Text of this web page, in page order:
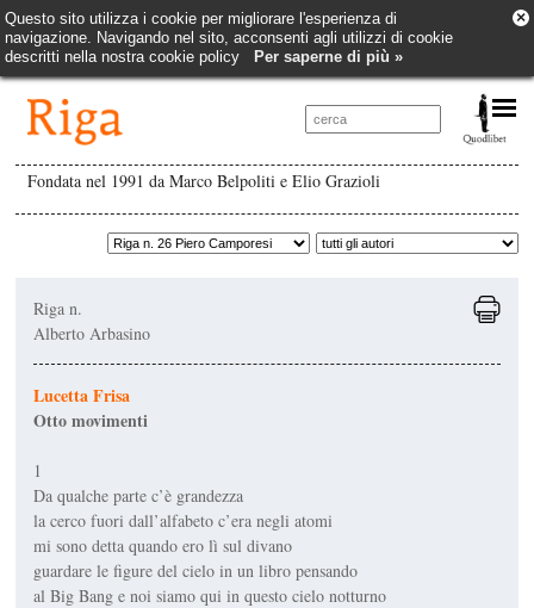
Questo sito utilizza i cookie per migliorare l'esperienza di
navigazione. Navigando nel sito, acconsenti agli utilizzi di cookie
descritti nella nostra cookie policy
Per saperne di più »
×
Fondata nel 1991 da Marco Belpoliti e Elio Grazioli
Riga n.
Alberto Arbasino
Lucetta Frisa
Otto movimenti
1
Da qualche parte c’è grandezza
la cerco fuori dall’alfabeto c’era negli atomi
mi sono detta quando ero lì sul divano
guardare le figure del cielo in un libro pensando
al Big Bang e noi siamo qui in questo cielo notturno